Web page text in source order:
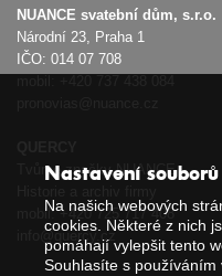
NUANCE svatební dům, s.r.o.
Národní 23, Praha 1
IČO: 014 07 708
Tvůrce značky NUANCE
mobil:+420 725 717 408
info@quercy.cz
Nastavení
Na našich webových
cookies. Některé z nich
pomáhají vylepšit tento
Souhlasíte s používáním